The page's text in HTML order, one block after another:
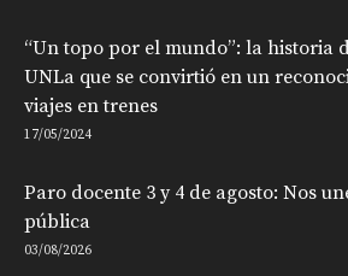
“Un topo por el mundo”: la historia
UNLa que se convirtió en un
viajes en trenes
17/05/2024
Paro docente 3 y 4 de agosto: Nos
pública
03/08/2026